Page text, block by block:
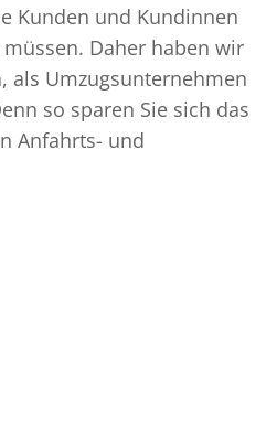
Kunden und Kundinnen
Daher haben wir
als Umzugsunternehmen
so sparen Sie sich das
Anfahrts- und